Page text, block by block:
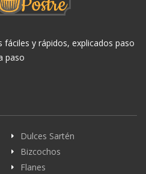
y rápidos, explicados paso
paso
Dulces Sartén
Bizcochos
Flanes